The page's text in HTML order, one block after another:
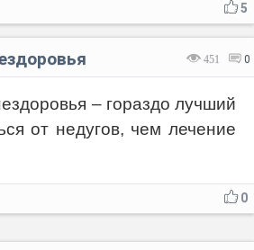
5
451 0
– гораздо лучший
от недугов, чем лечение
0